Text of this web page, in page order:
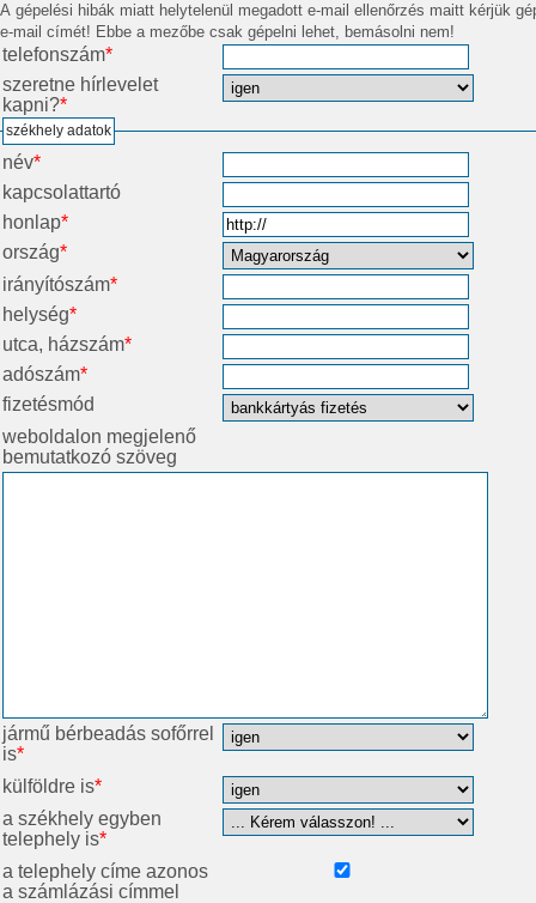
A gépelési hibák miatt helytelenül megadott e-mail ellenőrzés maitt kérjük
e-mail címét! Ebbe a mezőbe csak gépelni lehet, bemásolni nem!
telefonszám*
szeretne hírlevelet
kapni?*
székhely adatok
név*
kapcsolattartó
honlap*
ország*
irányítószám*
helység*
utca, házszám*
adószám*
fizetésmód
weboldalon megjelenő
bemutatkozó szöveg
jármű bérbeadás sofőrrel
is*
külföldre is*
a székhely egyben
telephely is*
a telephely címe azonos
a számlázási címmel